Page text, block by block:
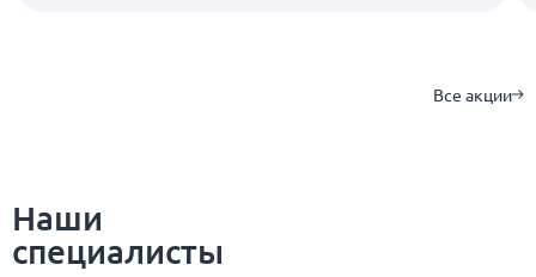
Все акции
Наши
специалисты